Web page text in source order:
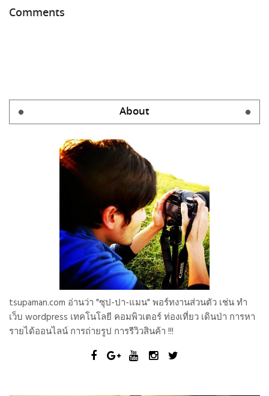
Comments
About
tsupaman.com อ่านว่า "ซุป-ปา-แมน" พอร์ทงานส่วนตัว เช่น ทำ
เว็บ wordpress เทคโนโลยี คอมพิวเตอร์ ท่องเที่ยว เดินป่า การหา
รายได้ออนไลน์ การถ่ายรูป การรีวิวสินค้า !!!